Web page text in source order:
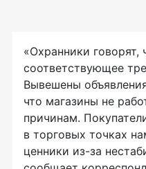
«Охранники говорят,
соответствующее
Вывешены
что магазины не
причинам.
в торговых точках
ценники из-за